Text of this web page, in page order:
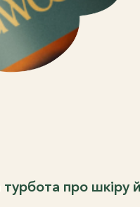
про шкіру